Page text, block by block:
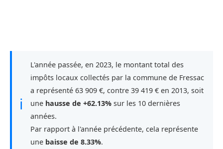
ℹ
L'année passée, en 2023, le montant total des
impôts locaux collectés par la commune de Fressac
a représenté 63 909 €, contre 39 419 € en 2013, soit
une hausse de +62.13% sur les 10 dernières
années.
Par rapport à l'année précédente, cela représente
une baisse de 8.33%.